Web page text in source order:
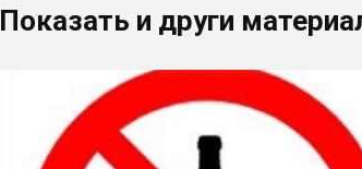
Показать и други